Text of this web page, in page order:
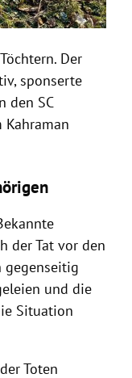
Der
sponserte
den SC
Kahraman
der Tat vor den
gegenseitig
und die
Situation
Toten